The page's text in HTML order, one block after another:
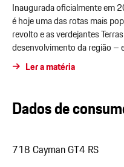
Inaugurada oficialmente em
é hoje uma das rotas mais
revolto e as verdejantes
desenvolvimento da região –
Ler a matéria
Dados de
718 Cayman GT4 RS